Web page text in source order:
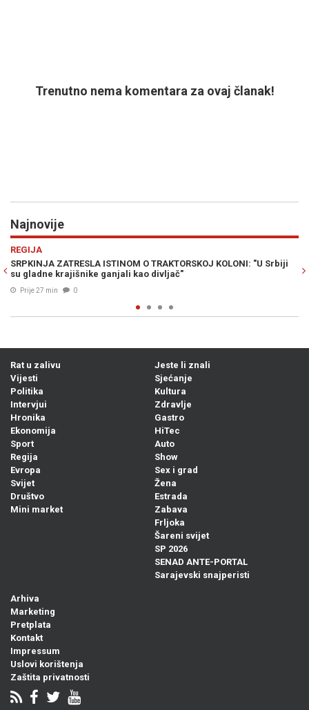
Trenutno nema komentara za ovaj članak!
Najnovije
ISTINOM O TRAKTORSKOJ KOLONI: "U Srbiji
ganjali kao divljač"
NUKLEARNA OPCIJA
katastrofalan
Rat u zalivu
Vijesti
Politika
Intervjui
Hronika
Ekonomija
Sport
Regija
Evropa
Svijet
Društvo
Mini market
Jeste li znali
Sjećanje
Kultura
Zdravlje
Gastro
HiTec
Auto
Show
Sex i grad
Žena
Estrada
Zabava
Frljoka
Šareni svijet
SP 2026
SENAD ANTE-PORTAL
Sarajevski snajperisti
Arhiva
Marketing
Pretplata
Kontakt
Impressum
Uslovi korištenja
Zaštita privatnosti